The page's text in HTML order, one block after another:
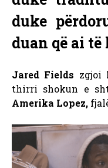
duke
duan që ai të
Jared Fields zgjoi
thirri shokun e
Amerika Lopez,